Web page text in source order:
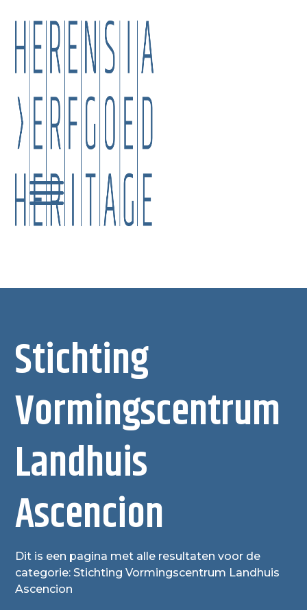
Stichting
Vormingscentrum
Landhuis
Ascencion
Dit is een pagina met alle resultaten voor de
categorie: Stichting Vormingscentrum Landhuis
Ascencion